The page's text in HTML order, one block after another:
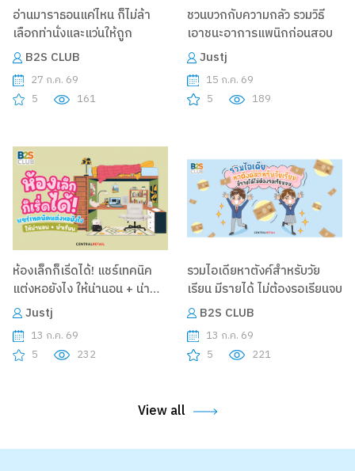
อ่านมาราธอนแค่ไหน ก็ไม่ล้า
เลือกท่านั่งและแว่นให้ถูก
B2S CLUB
27 ก.ค. 69
5
161
ชวนบวกกับความกลัว รวมวิธี
เอาชนะอาการแพนิกก่อนสอบ
Justj
15 ก.ค. 69
5
189
ห้องเล็กก็เริ่ดได้! แชร์เทคนิค
แต่งหอยังไง ให้น่านอน + น่า
เรียนJustj
13 ก.ค. 69
5
232
รวมไอเดียหาตังค์สำหรับวัย
เรียน มีรายได้ ไม่ต้องรอเรียนจบ
B2S CLUB
13 ก.ค. 69
5
221
View all